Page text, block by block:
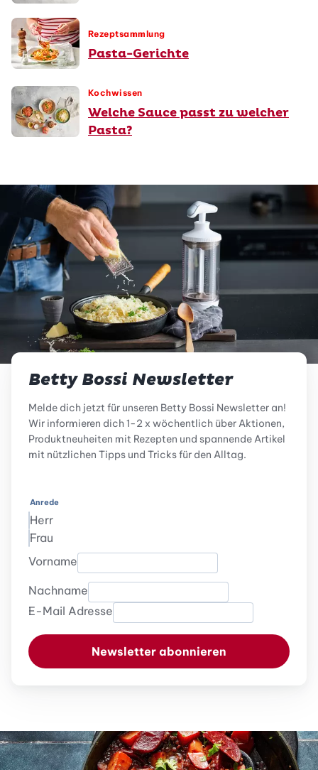
Rezeptsammlung
Pasta-Gerichte
Kochwissen
Welche Sauce passt zu welcher
Pasta?
Betty Bossi Newsletter
Melde dich jetzt für unseren Betty Bossi Newsletter an!
Wir informieren dich 1-2 x wöchentlich über Aktionen,
Produktneuheiten mit Rezepten und spannende Artikel
mit nützlichen Tipps und Tricks für den Alltag.
Anrede
Herr
Frau
Vorname
Nachname
E-Mail Adresse
Newsletter abonnieren